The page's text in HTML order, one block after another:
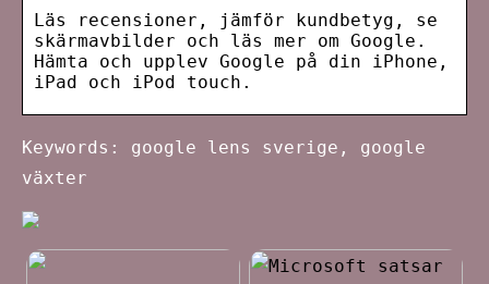
Läs recensioner, jämför kundbetyg, se
skärmavbilder och läs mer om Google.
Hämta och upplev Google på din iPhone,
iPad och iPod touch.
Keywords: google lens sverige, google
växter